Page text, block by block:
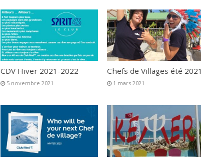
CDV Hiver 2021-2022
5 novembre 2021
Chefs de Villages été 2021
1 mars 2021